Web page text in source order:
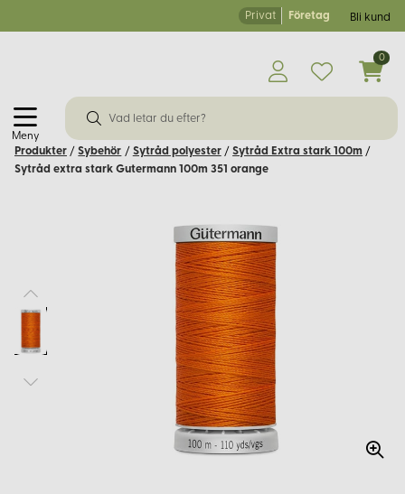
Privat Företag Bli kund
Meny
0
Produkter / Sybehör / Sytråd polyester / Sytråd Extra stark 100m /
Sytråd extra stark Gutermann 100m 351 orange